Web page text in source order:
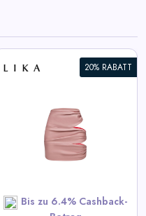
20% RABATT
Bis zu 6.4% Cashback-